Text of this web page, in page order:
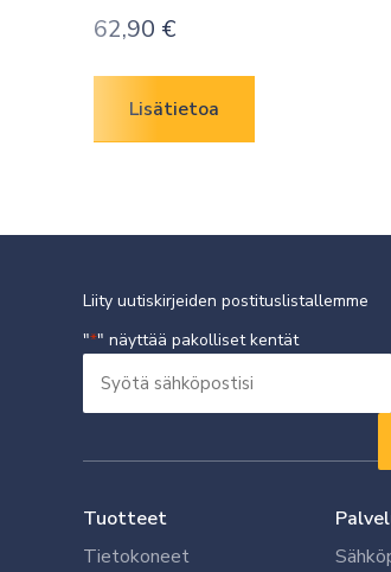
62,90 €
Lisätietoa
Liity uutiskirjeiden postituslistallemme
"*" näyttää pakolliset kentät
sähköpostisi
Tuotteet
Tietokoneet